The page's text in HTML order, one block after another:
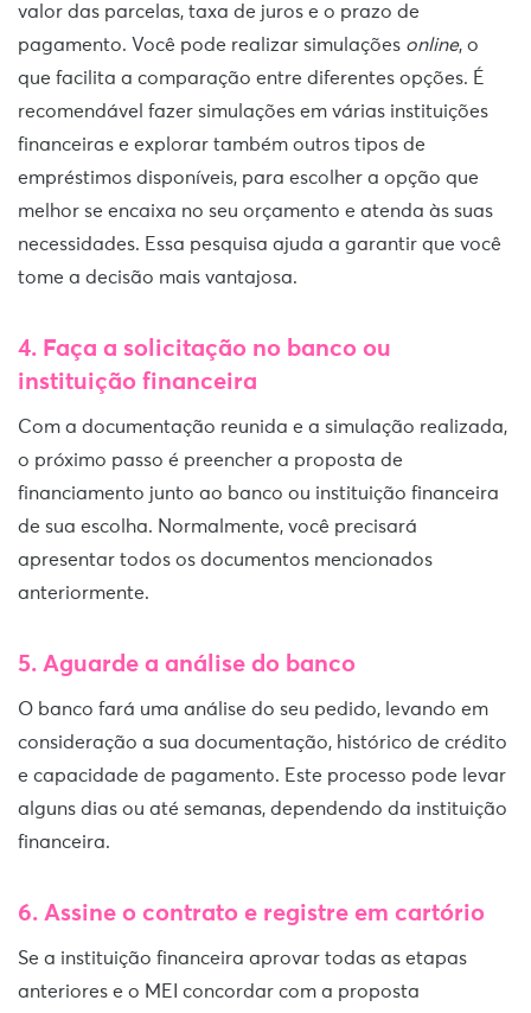
valor das parcelas, taxa de juros e o prazo de
pagamento. Você pode realizar simulações online, o
que facilita a comparação entre diferentes opções. É
recomendável fazer simulações em várias instituições
financeiras e explorar também outros tipos de
empréstimos disponíveis, para escolher a opção que
melhor se encaixa no seu orçamento e atenda às suas
necessidades. Essa pesquisa ajuda a garantir que você
tome a decisão mais vantajosa.
4. Faça a solicitação no banco ou
instituição financeira
Com a documentação reunida e a simulação realizada,
o próximo passo é preencher a proposta de
financiamento junto ao banco ou instituição financeira
de sua escolha. Normalmente, você precisará
apresentar todos os documentos mencionados
anteriormente.
5. Aguarde a análise do banco
O banco fará uma análise do seu pedido, levando em
consideração a sua documentação, histórico de crédito
e capacidade de pagamento. Este processo pode levar
alguns dias ou até semanas, dependendo da instituição
financeira.
6. Assine o contrato e registre em cartório
Se a instituição financeira aprovar todas as etapas
anteriores e o MEI concordar com a proposta